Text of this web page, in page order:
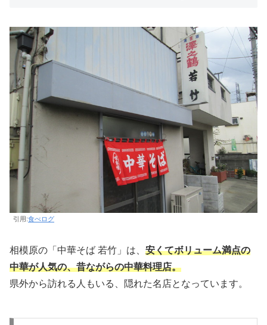
引用:食べログ
相模原の「中華そば 若竹」は、 安くてボリューム満点の
中華が人気の、昔ながらの中華料理店。
県外から訪れる人もいる、隠れた名店となっています。